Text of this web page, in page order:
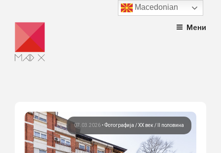
content
Мени
07.03.2026 • Фотографија ХХ век / II половина
Macedonian